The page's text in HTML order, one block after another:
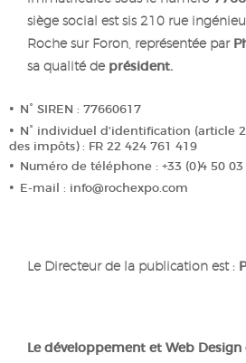
siège social est sis 210 rue
Roche sur Foron, représentée par
sa qualité de président.
N° SIREN : 77660617
N° individuel d’identification (article
des impôts) : FR 22 424 761 419
Numéro de téléphone : +33 (0)4 50
E-mail : info@rochexpo.com
Le Directeur de la publication est :
Le développement et Web Design